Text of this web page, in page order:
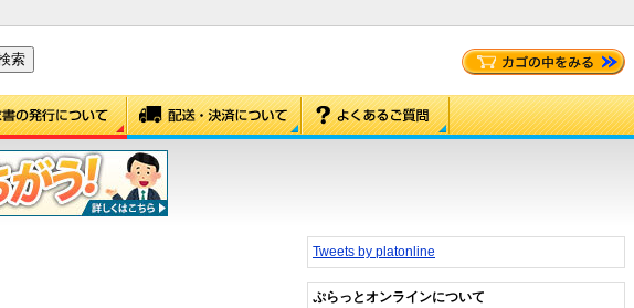
Tweets by platonline
ぷらっとオンラインについて